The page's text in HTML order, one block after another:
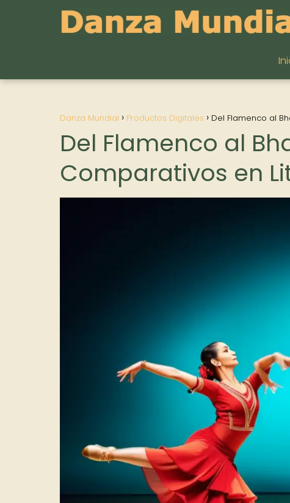
Danza Mundial Productos Digitales Del Flamenco al
Del Flamenco al
Comparativos en